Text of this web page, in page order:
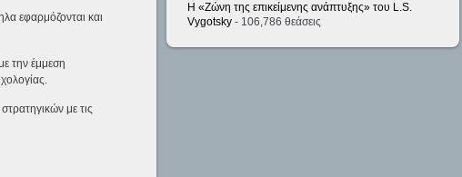
εφαρμόζονται και
την έμμεση
με τις
Η «Ζώνη της επικείμενης ανάπτυξης» του L.S.
Vygotsky- 106,786 θεάσεις